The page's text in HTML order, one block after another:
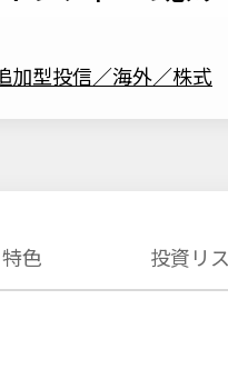
加型投信／海外／株式
特色 投資リ